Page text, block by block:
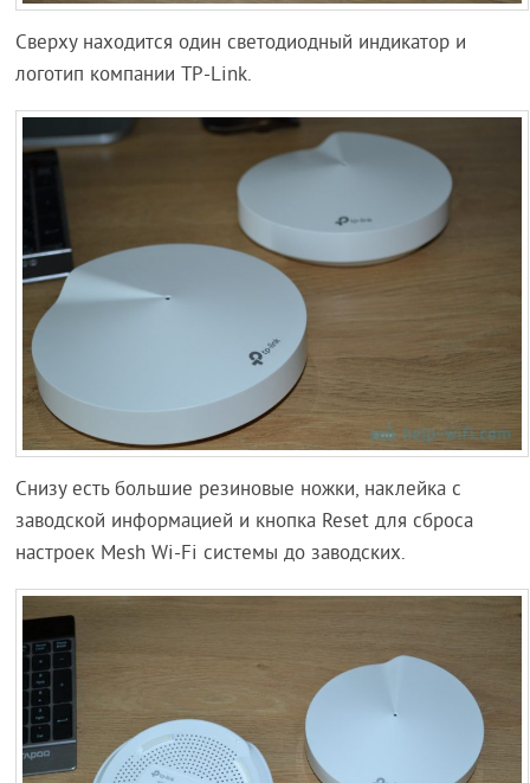
Сверху находится один светодиодный индикатор и
логотип компании TP-Link.
Снизу есть большие резиновые ножки, наклейка с
заводской информацией и кнопка Reset для сброса
настроек Mesh Wi-Fi системы до заводских.